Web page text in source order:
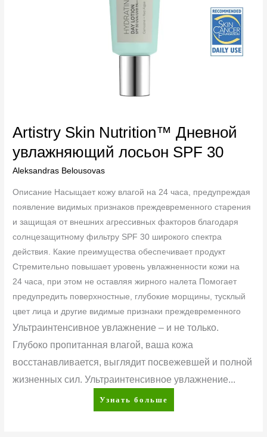
Artistry Skin Nutrition™ Дневной
увлажняющий лосьон SPF 30
Aleksandras Belousovas
Описание Насыщает кожу влагой на 24 часа, предупреждая
появление видимых признаков преждевременного старения
и защищая от внешних агрессивных факторов благодаря
солнцезащитному фильтру SPF 30 широкого спектра
действия. Какие преимущества обеспечивает продукт
Стремительно повышает уровень увлажненности кожи на
24 часа, при этом не оставляя жирного налета Помогает
предупредить поверхностные, глубокие морщины, тусклый
цвет лица и другие видимые признаки преждевременного
Ультраинтенсивное увлажнение – и не только.
Глубоко пропитанная влагой, ваша кожа
восстанавливается, выглядит посвежевшей и полной
жизненных сил. Ультраинтенсивное увлажнение...
Узнать больше